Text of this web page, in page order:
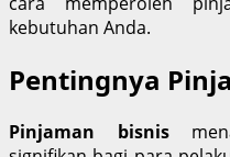
kebutuhan Anda.
Pentingnya
Pinjaman bisnis